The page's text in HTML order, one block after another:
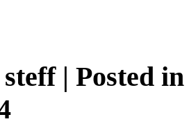
steff| Posted